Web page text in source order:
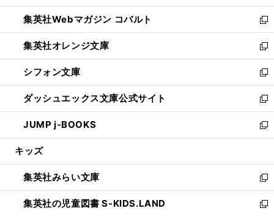
開
く
ウ
で
開
く
ン
ド
ウ
で
開
く
ウ
ィ
ン
ド
ウ
で
開
く
集英社Webマガジン コバルト
新
し
い
ウ
ィ
ン
ド
ウ
で
開
集英社オレンジ文庫
新
し
い
ウ
ィ
ン
ド
ウ
開
く
シフォン文庫
新
し
い
ウ
ィ
ン
ウ
で
開
く
ダッシュエックス文庫公式サイト
新
し
い
ウ
ン
ド
ウ
で
JUMP j-BOOKS
新
し
ウ
ィ
ン
ド
キッズ
集英社みらい文庫
新
し
い
集英社の児童図書 S-KIDS.LAND
新